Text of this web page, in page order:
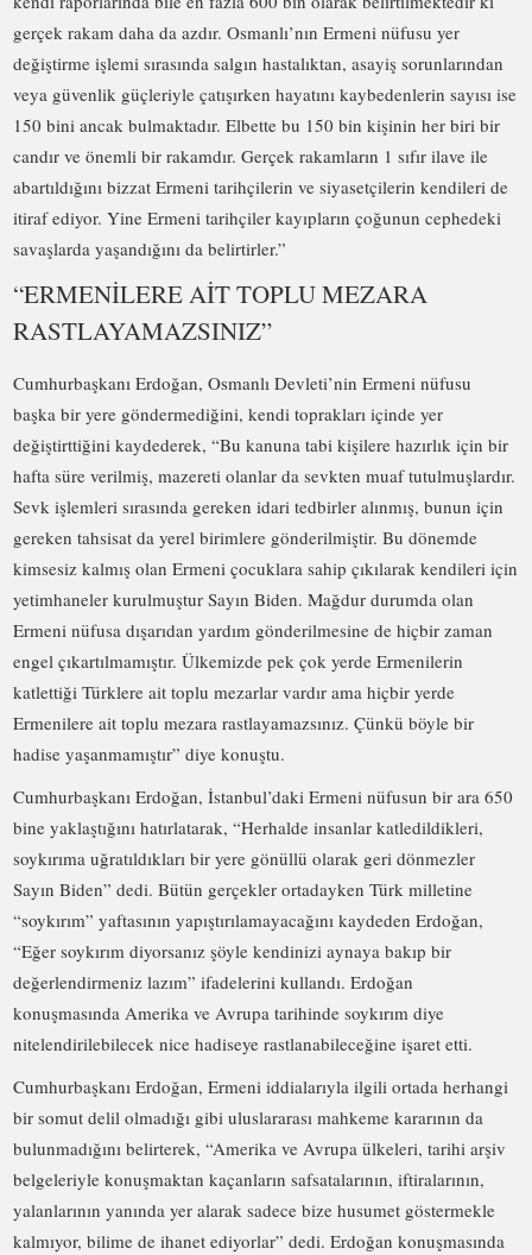
gerçek rakam daha da azdır. Osmanlı’nın Ermeni nüfusu yer
değiştirme işlemi sırasında salgın hastalıktan, asayiş sorunlarından
veya güvenlik güçleriyle çatışırken hayatını kaybedenlerin sayısı ise
150 bini ancak bulmaktadır. Elbette bu 150 bin kişinin her biri bir
candır ve önemli bir rakamdır. Gerçek rakamların 1 sıfır ilave ile
abartıldığını bizzat Ermeni tarihçilerin ve siyasetçilerin kendileri de
itiraf ediyor. Yine Ermeni tarihçiler kayıpların çoğunun cephedeki
savaşlarda yaşandığını da belirtirler.”
“ERMENİLERE AİT TOPLU MEZARA
RASTLAYAMAZSINIZ”
Cumhurbaşkanı Erdoğan, Osmanlı Devleti’nin Ermeni nüfusu
başka bir yere göndermediğini, kendi toprakları içinde yer
değiştirttiğini kaydederek, “Bu kanuna tabi kişilere hazırlık için bir
hafta süre verilmiş, mazereti olanlar da sevkten muaf tutulmuşlardır.
Sevk işlemleri sırasında gereken idari tedbirler alınmış, bunun için
gereken tahsisat da yerel birimlere gönderilmiştir. Bu dönemde
kimsesiz kalmış olan Ermeni çocuklara sahip çıkılarak kendileri için
yetimhaneler kurulmuştur Sayın Biden. Mağdur durumda olan
Ermeni nüfusa dışarıdan yardım gönderilmesine de hiçbir zaman
engel çıkartılmamıştır. Ülkemizde pek çok yerde Ermenilerin
katlettiği Türklere ait toplu mezarlar vardır ama hiçbir yerde
Ermenilere ait toplu mezara rastlayamazsınız. Çünkü böyle bir
hadise yaşanmamıştır” diye konuştu.
Cumhurbaşkanı Erdoğan, İstanbul’daki Ermeni nüfusun bir ara 650
bine yaklaştığını hatırlatarak, “Herhalde insanlar katledildikleri,
soykırıma uğratıldıkları bir yere gönüllü olarak geri dönmezler
Sayın Biden” dedi. Bütün gerçekler ortadayken Türk milletine
“soykırım” yaftasının yapıştırılamayacağını kaydeden Erdoğan,
“Eğer soykırım diyorsanız şöyle kendinizi aynaya bakıp bir
değerlendirmeniz lazım” ifadelerini kullandı. Erdoğan
konuşmasında Amerika ve Avrupa tarihinde soykırım diye
nitelendirilebilecek nice hadiseye rastlanabileceğine işaret etti.
Cumhurbaşkanı Erdoğan, Ermeni iddialarıyla ilgili ortada herhangi
bir somut delil olmadığı gibi uluslararası mahkeme kararının da
bulunmadığını belirterek, “Amerika ve Avrupa ülkeleri, tarihi arşiv
belgeleriyle konuşmaktan kaçanların safsatalarının, iftiralarının,
yalanlarının yanında yer alarak sadece bize husumet göstermekle
kalmıyor, bilime de ihanet ediyorlar” dedi. Erdoğan konuşmasında